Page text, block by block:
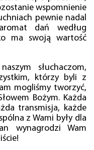
wspomnienie
pewnie nadal
dań według
ma swoją wartość
słuchaczom,
którzy byli z
mogliśmy tworzyć,
Bożym. Każda
transmisja, każde
z Wami były dla
wynagrodzi Wam